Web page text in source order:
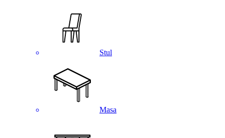
Stul
Masa